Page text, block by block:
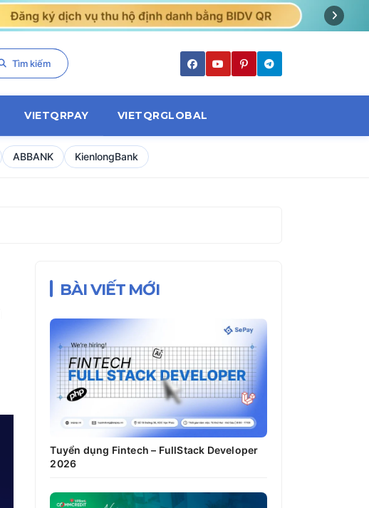
Tìm kiếm
VIETQRPAY VIETQRGLOBAL
ABBANK KienlongBank
BÀI VIẾT MỚI
Tuyển dụng Fintech – FullStack Developer
2026